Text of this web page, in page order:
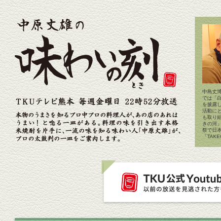
中島丈
では「
を披露
活動に
も取り
きの河
祭で日
「